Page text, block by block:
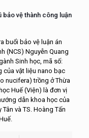
bảo vệ thành công luận
buổi bảo vệ luận án
(NCS) Nguyễn Quang
Sinh học, mã số:
của vật liệu nano bạc
nucifera) trồng ở Thừa
Huế (Viện) là đơn vị
dẫn khoa học của
và TS. Hoàng Tấn